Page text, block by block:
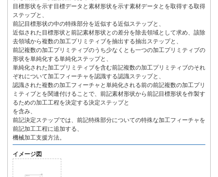
目標形状を示す目標データと素材形状を示す素材データとを取得する取得
ステップと、
前記目標形状の中の特殊部分を近似する近似ステップと、
近似された目標形状と前記素材形状との差分を除去領域として求め、該除
去領域から複数の加工プリミティブを抽出する抽出ステップと、
前記複数の加工プリミティブのうち少なくとも一つの加工プリミティブの
形状を単純化する単純化ステップと、
単純化された加工プリミティブを含む前記複数の加工プリミティブのそれ
ぞれについて加工フィーチャを認識する認識ステップと、
認識された複数の加工フィーチャと単純化される前の前記複数の加工プリ
ミティブとを関連付けることで、前記素材形状から前記目標形状を作製す
るための加工工程を決定する決定ステップと
を含み、
前記決定ステップでは、前記特殊部分についての特殊な加工フィーチャを
前記加工工程に追加する、
機械加工支援方法。
イメージ図